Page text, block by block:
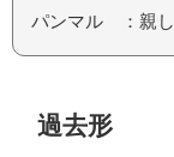
パンマル ：親し
過去形